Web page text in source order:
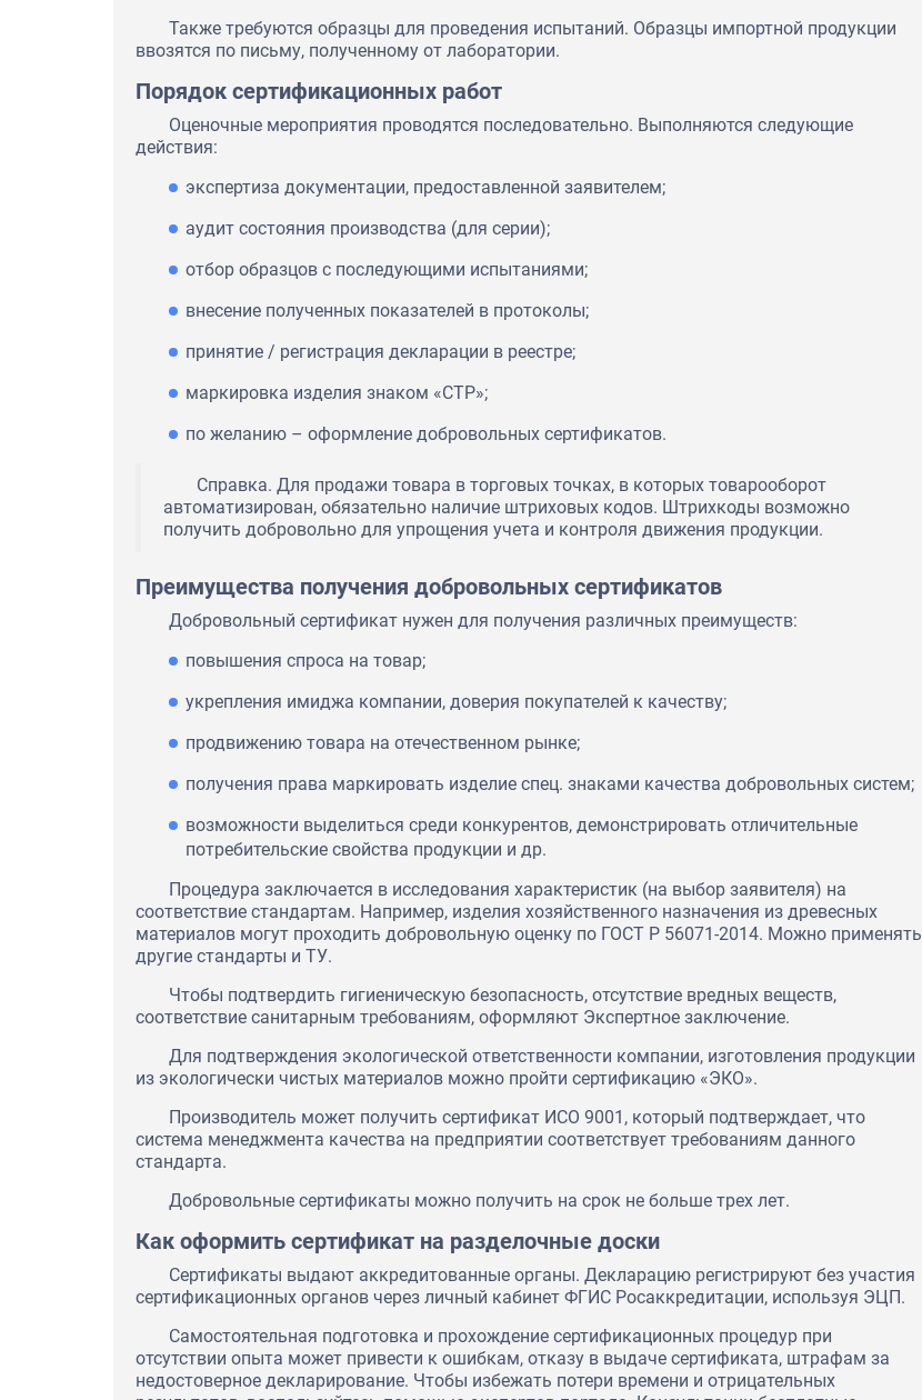
Также требуются образцы для проведения испытаний. Образцы импортной продукции
ввозятся по письму, полученному от лаборатории.
Порядок сертификационных работ
Оценочные мероприятия проводятся последовательно. Выполняются следующие
действия:
экспертиза документации, предоставленной заявителем;
аудит состояния производства (для серии);
отбор образцов с последующими испытаниями;
внесение полученных показателей в протоколы;
принятие / регистрация декларации в реестре;
маркировка изделия знаком «СТР»;
по желанию – оформление добровольных сертификатов.
Справка. Для продажи товара в торговых точках, в которых товарооборот
автоматизирован, обязательно наличие штриховых кодов. Штрихкоды возможно
получить добровольно для упрощения учета и контроля движения продукции.
Преимущества получения добровольных сертификатов
Добровольный сертификат нужен для получения различных преимуществ:
повышения спроса на товар;
укрепления имиджа компании, доверия покупателей к качеству;
продвижению товара на отечественном рынке;
получения права маркировать изделие спец. знаками качества добровольных систем;
возможности выделиться среди конкурентов, демонстрировать отличительные
потребительские свойства продукции и др.
Процедура заключается в исследования характеристик (на выбор заявителя) на
соответствие стандартам. Например, изделия хозяйственного назначения из древесных
материалов могут проходить добровольную оценку по ГОСТ Р 56071-2014. Можно применять
другие стандарты и ТУ.
Чтобы подтвердить гигиеническую безопасность, отсутствие вредных веществ,
соответствие санитарным требованиям, оформляют Экспертное заключение.
Для подтверждения экологической ответственности компании, изготовления продукции
из экологически чистых материалов можно пройти сертификацию «ЭКО».
Производитель может получить сертификат ИСО 9001, который подтверждает, что
система менеджмента качества на предприятии соответствует требованиям данного
стандарта.
Добровольные сертификаты можно получить на срок не больше трех лет.
Как оформить сертификат на разделочные доски
Сертификаты выдают аккредитованные органы. Декларацию регистрируют без участия
сертификационных органов через личный кабинет ФГИС Росаккредитации, используя ЭЦП.
Самостоятельная подготовка и прохождение сертификационных процедур при
отсутствии опыта может привести к ошибкам, отказу в выдаче сертификата, штрафам за
недостоверное декларирование. Чтобы избежать потери времени и отрицательных